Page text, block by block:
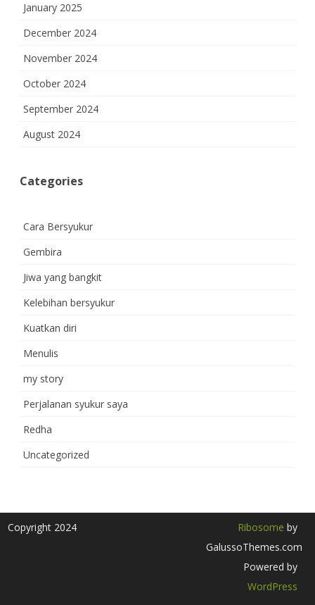
January 2025
December 2024
November 2024
October 2024
September 2024
August 2024
Categories
Cara Bersyukur
Gembira
Jiwa yang bangkit
Kelebihan bersyukur
Kuatkan diri
Menulis
my story
Perjalanan syukur saya
Redha
Uncategorized
Copyright 2024 Ribosome by
GalussoThemes.com
Powered by
WordPress